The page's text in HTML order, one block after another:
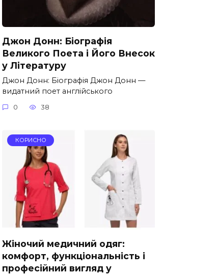
Джон Донн: Біографія
Великого Поета і Його Внесок
у Літературу
Джон Донн: Біографія Джон Донн —
видатний поет англійського
0 38
КОРИСНО
Жіночий медичний одяг:
комфорт, функціональність і
професійний вигляд у